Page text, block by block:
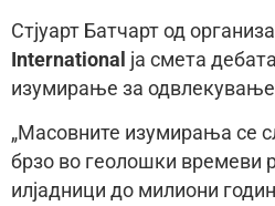
Стјуарт Батчарт од
International ја смета
изумирање за
„Масовните изумирања се
брзо во геолошки времеви
илјадници до милиони